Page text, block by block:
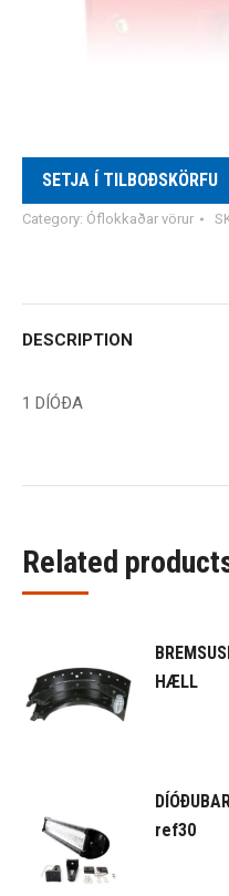
SETJA Í TILBOÐSKÖRFU
Category: Óflokkaðar vörur
DESCRIPTION
1 DÍÓÐA
Related
HÆLL
ref30